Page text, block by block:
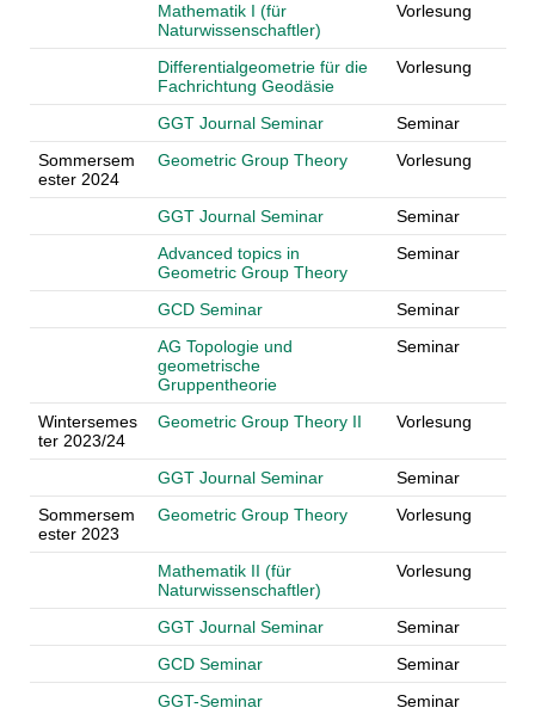
Mathematik I (für
Naturwissenschaftler)
Vorlesung
Differentialgeometrie für die
Fachrichtung Geodäsie
Vorlesung
GGT Journal Seminar
Seminar
Sommersem
ester 2024
Geometric Group Theory Vorlesung
GGT Journal Seminar
Seminar
Advanced topics in
Geometric Group Theory
Seminar
GCD Seminar
Seminar
AG Topologie und
geometrische
Gruppentheorie
Seminar
Wintersemes
ter 2023/24
Geometric Group Theory II Vorlesung
GGT Journal Seminar
Seminar
Sommersem
ester 2023
Geometric Group Theory Vorlesung
Mathematik II (für
Naturwissenschaftler)
Vorlesung
GGT Journal Seminar
Seminar
GCD Seminar
Seminar
GGT-Seminar
Seminar